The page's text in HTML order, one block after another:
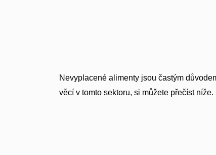
Nevyplacené alimenty jsou častým
věcí v tomto sektoru, si můžete přečíst níže.